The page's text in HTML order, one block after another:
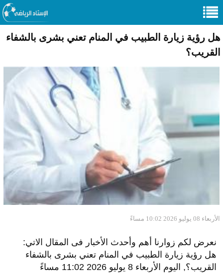
هل رؤية زيارة الطبيب في المنام تعني بشرى بالشفاء
القريب؟
الأربعاء 08 يوليو 2026 10:02 مساءً
نعرض لكم زوارنا أهم وأحدث الأخبار فى المقال الاتي:
هل رؤية زيارة الطبيب في المنام تعني بشرى بالشفاء
القريب؟, اليوم الأربعاء 8 يوليو 2026 11:02 مساءً